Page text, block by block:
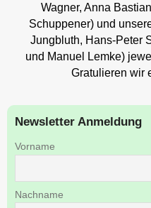
Wagner, Anna
Schuppener) und
Jungbluth, Hans-Peter
und Manuel Lemke)
Gratulieren wir
Newsletter Anmeldung
Vorname
Nachname